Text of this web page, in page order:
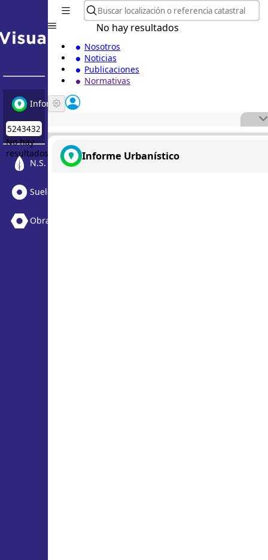
Informe Urbanístico
No hay
resultados
N.S. Medioambiental
Suelo Vacante + Obras
Obras
No hay resultados
Nosotros
Noticias
Publicaciones
Normativas
Informe Urbanístico